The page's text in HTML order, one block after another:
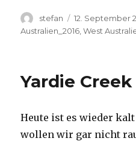
Autor
stefan
Veröffentlicht
am
12. September
Australien_2016 ,West
Yardie Creek
Heute ist es wieder
wollen wir gar nicht